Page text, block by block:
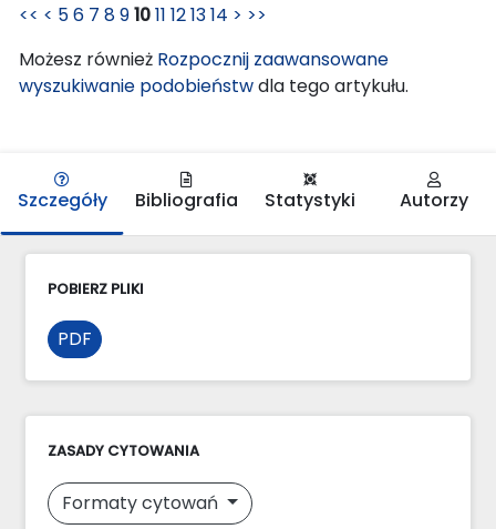
<< < 56 7 891011 121314 > >>
Możesz również Rozpocznij zaawansowane
wyszukiwanie podobieństwdla tego artykułu.
Szczegóły Bibliografia Statystyki Autorzy
POBIERZ PLIKI
PDF
ZASADY CYTOWANIA
Formaty cytowań